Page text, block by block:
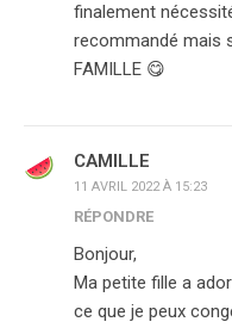
finalement
recommandé mais
FAMILLE 😋
CAMILLE
11 AVRIL 2022 À 15:23
RÉPONDRE
Bonjour,
Ma petite fille a
ce que je peux